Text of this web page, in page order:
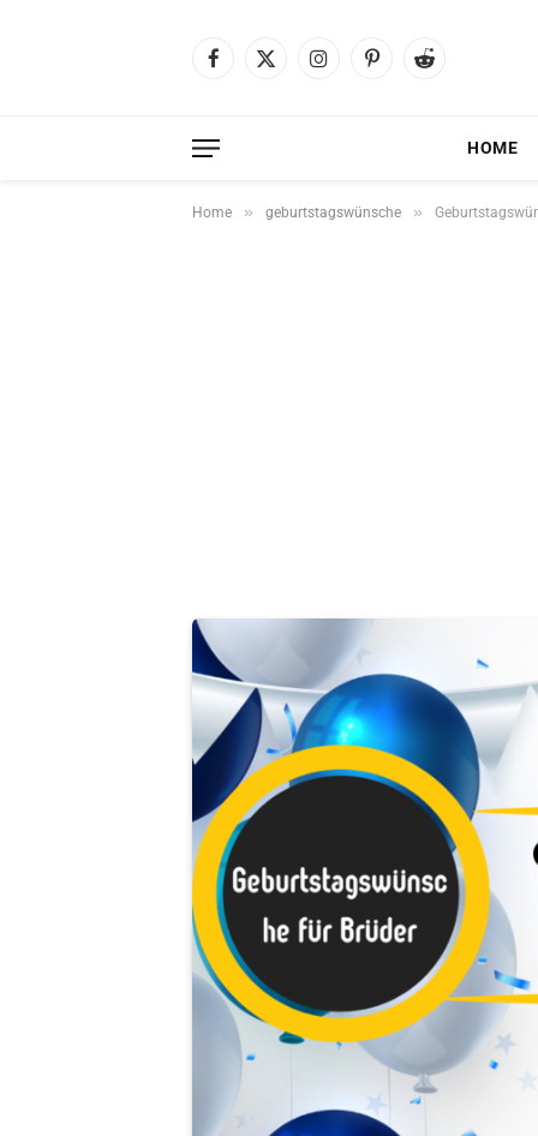
Facebook
X
InstagramPinterestReddit
HOME
Home » geburtstagswünsche »